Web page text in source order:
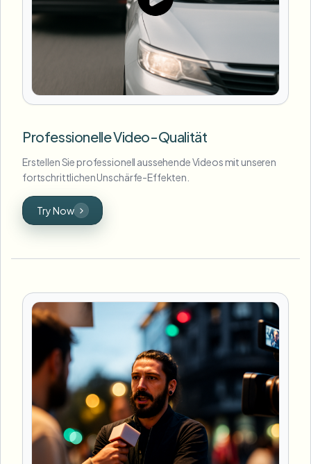
Professionelle Video-Qualität
Erstellen Sie professionell aussehende Videos mit unseren
fortschrittlichen Unschärfe-Effekten.
Try Now